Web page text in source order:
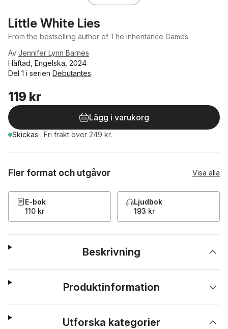
Little White Lies
From the bestselling author of The Inheritance Games
Av Jennifer Lynn Barnes
Häftad, Engelska, 2024
Del 1 i serien Debutantes
119 kr
Lägg i varukorg
Skickas . Fri frakt över 249 kr.
Fler format och utgåvor Visa alla
E-bok
110 kr
Ljudbok
193 kr
Beskrivning
Produktinformation
Utforska kategorier